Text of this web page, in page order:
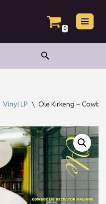
0
Search Button
Vinyl LP \ Ole Kirkeng –